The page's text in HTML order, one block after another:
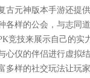
古元神版本手游还提
各样的公会，与志同
竞技来展示自己的实
心仪的伴侣进行虚拟
多样的社交玩法让玩